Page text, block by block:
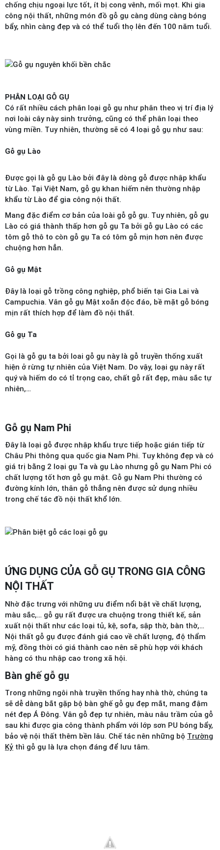
chống chịu ngoại lực tốt, ít bị cong vênh, mối mọt. Khi gia
công nội thất, những món đồ gỗ gụ càng dùng càng bóng
bẩy, nhìn càng đẹp và có thể tuổi thọ lên đến 100 năm tuổi.
PHÂN LOẠI GỖ GỤ
Có rất nhiều cách phân loại gỗ gụ như phân theo vị trí địa lý
nơi loài cây này sinh trưởng, cũng có thể phân loại theo
vùng miền. Tuy nhiên, thường sẽ có 4 loại gỗ gụ như sau:
Gỗ gụ Lào
Được gọi là gỗ gụ Lào bởi đây là dòng gỗ được nhập khẩu
từ Lào. Tại Việt Nam, gỗ gụ khan hiếm nên thường nhập
khẩu từ Lào để gia công nội thất.
Mang đặc điểm cơ bản của loài gỗ gỗ gụ. Tuy nhiên, gỗ gụ
Lào có giá thành thấp hơn gỗ gụ Ta bởi gỗ gụ Lào có các
tôm gỗ thô to còn gỗ gụ Ta có tôm gỗ mịn hơn nên được
chuộng hơn hẳn.
Gỗ gụ Mật
Đây là loại gỗ trồng công nghiệp, phổ biến tại Gia Lai và
Campuchia. Vân gỗ gụ Mật xoắn độc đáo, bề mặt gỗ bóng
mịn rất thích hợp để làm đồ nội thất.
Gỗ gụ Ta
Gọi là gỗ gụ ta bởi loai gỗ gụ này là gỗ truyền thống xuất
hiện ở rừng tự nhiên của Việt Nam. Do vậy, loại gụ này rất
quý và hiếm do có tỉ trọng cao, chất gỗ rất đẹp, màu sắc tự
nhiên,…
Gỗ gụ Nam Phi
Đây là loại gỗ được nhập khẩu trực tiếp hoặc gián tiếp từ
Châu Phi thông qua quốc gia Nam Phi. Tuy không đẹp và có
giá trị bằng 2 loại gụ Ta và gụ Lào nhưng gỗ gụ Nam Phi có
chất lượng tốt hơn gỗ gụ mật. Gỗ gụ Nam Phi thường có
đường kính lớn, thân gỗ thẳng nên được sử dụng nhiều
trong chế tác đồ nội thất khổ lớn.
ỨNG DỤNG CỦA GỖ GỤ TRONG GIA CÔNG
NỘI THẤT
Nhờ đặc trưng với những ưu điểm nổi bật về chất lượng,
màu sắc,… gỗ gụ rất được ưa chuộng trong thiết kế, sản
xuất nội thất như các loại tủ, kệ, sofa, sập thờ, bàn thờ,…
Nội thất gỗ gụ được đánh giá cao về chất lượng, độ thẩm
mỹ, đồng thời có giá thành cao nên sẽ phù hợp với khách
hàng có thu nhập cao trong xã hội.
Bàn ghế gỗ gụ
Trong những ngôi nhà truyền thống hay nhà thờ, chúng ta
sẽ dễ dàng bắt gặp bộ bàn ghế gỗ gụ đẹp mắt, mang đậm
nét đẹp Á Đông. Vân gỗ đẹp tự nhiên, màu nâu trầm của gỗ
sau khi được gia công thành phẩm với lớp sơn PU bóng bẩy,
bảo vệ nội thất thêm bền lâu. Chế tác nên những bộ Trường
Kỷ thì gỗ gụ là lựa chọn đáng để lưu tâm.